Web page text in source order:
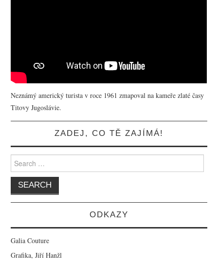
Neznámý americký turista v roce 1961 zmapoval na kameře zlaté časy
Titovy Jugoslávie.
ZADEJ, CO TĚ ZAJÍMÁ!
Search for:
ODKAZY
Galia Couture
Grafika, Jiří Hanžl